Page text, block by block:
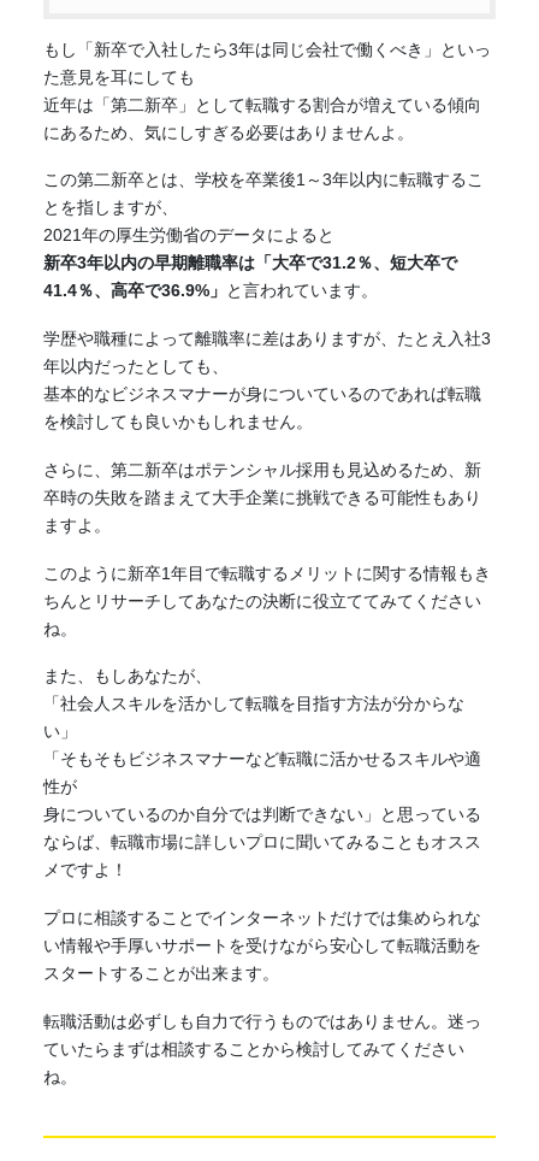
もし「新卒で入社したら3年は同じ会社で働くべき」といっ
た意見を耳にしても
近年は「第二新卒」として転職する割合が増えている傾向
にあるため、気にしすぎる必要はありませんよ。
この第二新卒とは、学校を卒業後1～3年以内に転職するこ
とを指しますが、
2021年の厚生労働省のデータによると
新卒3年以内の早期離職率は「大卒で31.2％、短大卒で
41.4％、高卒で36.9%」 と言われています。
学歴や職種によって離職率に差はありますが、たとえ入社3
年以内だったとしても、
基本的なビジネスマナーが身についているのであれば転職
を検討しても良いかもしれません。
さらに、第二新卒はポテンシャル採用も見込めるため、新
卒時の失敗を踏まえて大手企業に挑戦できる可能性もあり
ますよ。
このように新卒1年目で転職するメリットに関する情報もき
ちんとリサーチしてあなたの決断に役立ててみてください
ね。
また、もしあなたが、
「社会人スキルを活かして転職を目指す方法が分からな
い」
「そもそもビジネスマナーなど転職に活かせるスキルや適
性が
身についているのか自分では判断できない」と思っている
ならば、転職市場に詳しいプロに聞いてみることもオスス
メですよ！
プロに相談することでインターネットだけでは集められな
い情報や手厚いサポートを受けながら安心して転職活動を
スタートすることが出来ます。
転職活動は必ずしも自力で行うものではありません。迷っ
ていたらまずは相談することから検討してみてください
ね。